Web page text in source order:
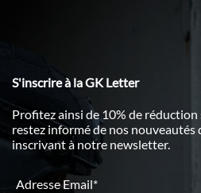
S'inscrire à la GK Letter
Profitez ainsi de 10% de
restez informé de nos nouveautés
inscrivant à notre newsletter.
Adresse Email*